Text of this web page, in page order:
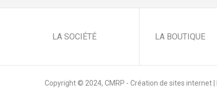
LA SOCIÉTÉ LA BOUTIQUE
Copyright © 2024, CMRP - Création de sites internet